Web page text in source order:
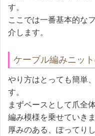
す。
ここでは一番基本的な
介します。
ケーブル編みニッ
やり方はとっても簡単
す。
まずベースとして爪全
編み模様を乗せていきま
厚みのある、ぽってり